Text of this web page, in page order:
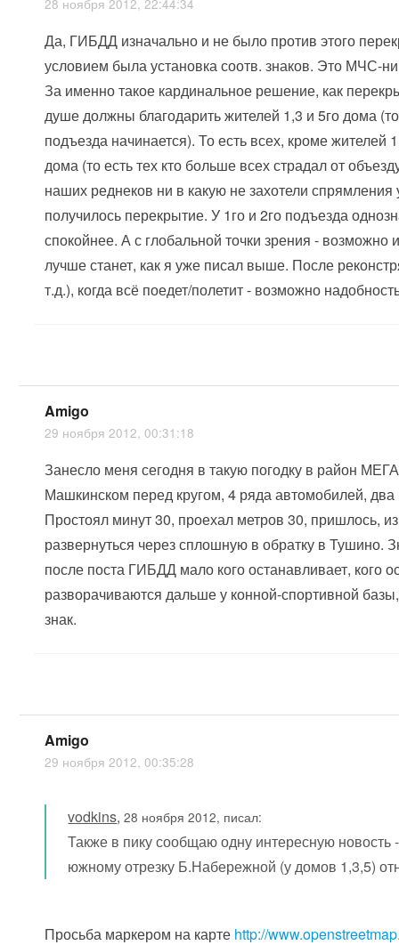
28 ноября 2012, 22:44:34
Да, ГИБДД изначально и не было против этого
условием была установка соотв. знаков. Это МЧС-
За именно такое кардинальное решение, как
душе должны благодарить жителей 1,3 и 5го дома
подъезда начинается). То есть всех, кроме жителей
дома (то есть тех кто больше всех страдал от
наших реднеков ни в какую не захотели спрямления
получилось перекрытие. У 1го и 2го подъезда
спокойнее. А с глобальной точки зрения -
лучше станет, как я уже писал выше. После
т.д.), когда всё поедет/полетит - возможно
Amigo
29 ноября 2012, 00:31:18
Занесло меня сегодня в такую погодку в район
Машкинском перед кругом, 4 ряда автомобилей, два
Простоял минут 30, проехал метров 30, пришлось,
развернуться через сплошную в обратку в Тушино.
после поста ГИБДД мало кого останавливает, кого
разворачиваются дальше у конной-спортивной
знак.
Amigo
29 ноября 2012, 00:35:28
vodkins,28 ноября 2012, писал:
Также в пику сообщаю одну интересную новость
южному отрезку Б.Набережной (у домов 1,3,5)
Просьба маркером на карте http://